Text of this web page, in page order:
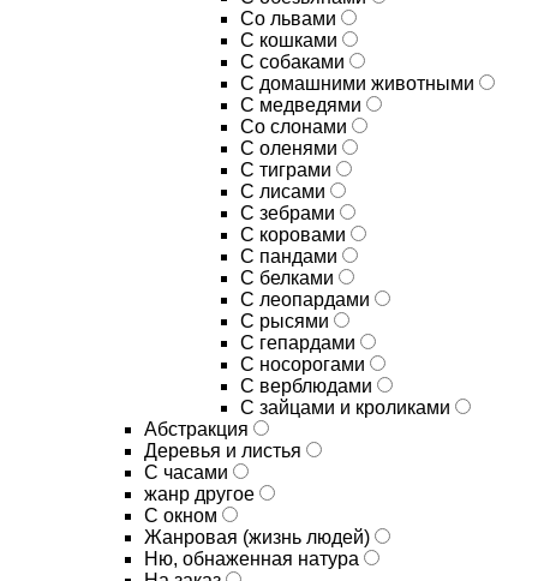
Со львами
С кошками
С собаками
С домашними животными
С медведями
Со слонами
С оленями
С тиграми
С лисами
С зебрами
С коровами
С пандами
С белками
С леопардами
С рысями
С гепардами
С носорогами
С верблюдами
С зайцами и кроликами
Абстракция
Деревья и листья
С часами
жанр другое
С окном
Жанровая (жизнь людей)
Ню, обнаженная натура